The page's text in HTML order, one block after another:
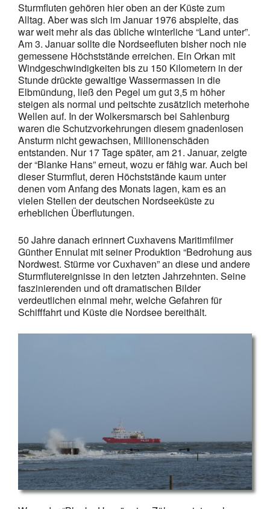
Sturmfluten gehören hier oben an der Küste zum
Alltag. Aber was sich im Januar 1976 abspielte, das
war weit mehr als das übliche winterliche “Land unter”.
Am 3. Januar sollte die Nordseefluten bisher noch nie
gemessene Höchststände erreichen. Ein Orkan mit
Windgeschwindigkeiten bis zu 150 Kilometern in der
Stunde drückte gewaltige Wassermassen in die
Elbmündung, ließ den Pegel um gut 3,5 m höher
steigen als normal und peitschte zusätzlich meterhohe
Wellen auf. In der Wolkersmarsch bei Sahlenburg
waren die Schutzvorkehrungen diesem gnadenlosen
Ansturm nicht gewachsen, Millionenschäden
entstanden. Nur 17 Tage später, am 21. Januar, zeigte
der “Blanke Hans” erneut, wozu er fähig war. Auch bei
dieser Sturmflut, deren Höchststände kaum unter
denen vom Anfang des Monats lagen, kam es an
vielen Stellen der deutschen Nordseeküste zu
erheblichen Überflutungen.
50 Jahre danach erinnert Cuxhavens Maritimfilmer
Günther Ennulat mit seiner Produktion “Bedrohung aus
Nordwest. Stürme vor Cuxhaven” an diese und andere
Sturmflutereignisse in den letzten Jahrzehnten. Seine
faszinierenden und oft dramatischen Bilder
verdeutlichen einmal mehr, welche Gefahren für
Schifffahrt und Küste die Nordsee bereithält.